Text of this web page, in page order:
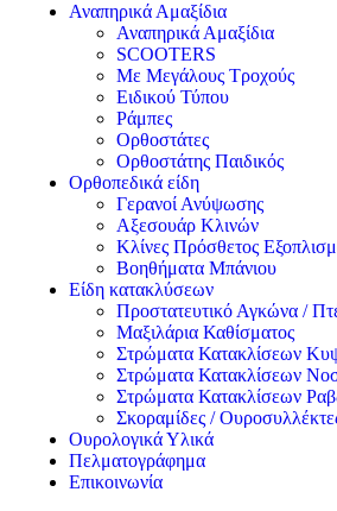
Αναπηρικά Αμαξίδια
Αναπηρικά Αμαξίδια
SCOOTERS
Με Μεγάλους Τροχούς
Ειδικού Τύπου
Ράμπες
Ορθοστάτες
Ορθοστάτης Παιδικός
Ορθοπεδικά είδη
Γερανοί Ανύψωσης
Αξεσουάρ Κλινών
Κλίνες Πρόσθετος
Βοηθήματα Μπάνιου
Είδη κατακλύσεων
Προστατευτικό Αγκώνα /
Μαξιλάρια Καθίσματος
Στρώματα Κατακλίσεων
Στρώματα Κατακλίσεων
Στρώματα Κατακλίσεων
Σκοραμίδες /
Ουρολογικά Υλικά
Πελματογράφημα
Επικοινωνία